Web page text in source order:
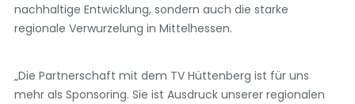
nachhaltige Entwicklung, sondern auch die starke
regionale Verwurzelung in Mittelhessen.
„Die Partnerschaft mit dem TV Hüttenberg ist für uns
mehr als Sponsoring. Sie ist Ausdruck unserer regionalen